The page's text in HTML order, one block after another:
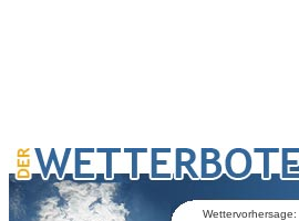
Wettervorhersage: